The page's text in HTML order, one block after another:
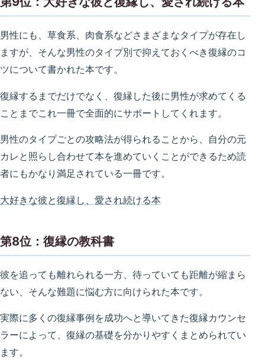
男性にも、草食系、肉食系などさまざまなタイプが存在し
ますが、そんな男性のタイプ別で抑えておくべき復縁のコ
ツについて書かれた本です。
復縁するまでだけでなく、復縁した後に男性が求めてくる
ことまでこれ一冊で全面的にサポートしてくれます。
男性のタイプごとの攻略法が得られることから、自分の元
カレと照らし合わせて本を進めていくことができるため読
者にもかなり満足されている一冊です。
大好きな彼と復縁し、愛され続ける本
第8位：復縁の教科書
彼を追っても離れられる一方、待っていても距離が縮まら
ない、そんな難題に悩む方に向けられた本です。
実際に多くの復縁事例を成功へと導いてきた復縁カウンセ
ラーによって、復縁の基礎を分かりやすくまとめられてい
ます。